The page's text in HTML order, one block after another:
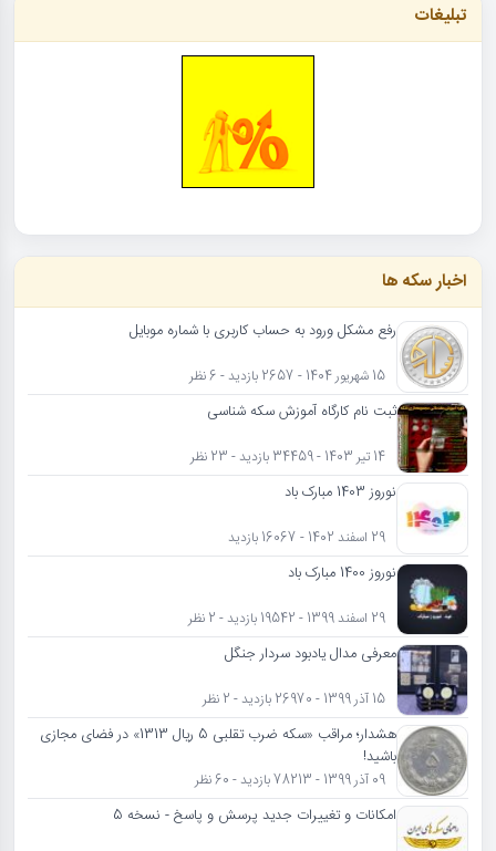
تبلیغات
اخبار سکه ها
رفع مشکل ورود به حساب کاربری با شماره موبایل
15 شهریور 1404 - 2657 بازدید - 6 نظر
ثبت نام کارگاه آموزش سکه شناسی
14 تیر 1403 - 34459 بازدید - 23 نظر
نوروز 1403 مبارک باد
29 اسفند 1402 - 16067 بازدید
نوروز 1400 مبارک باد
29 اسفند 1399 - 19542 بازدید - 2 نظر
معرفی مدال یادبود سردار جنگل
15 آذر 1399 - 26970 بازدید - 2 نظر
هشدار؛ مراقب «سکه ضرب تقلبی 5 ریال 1313» در فضای مجازی
باشید!
09 آذر 1399 - 78213 بازدید - 60 نظر
امکانات و تغییرات جدید پرسش و پاسخ - نسخه 5